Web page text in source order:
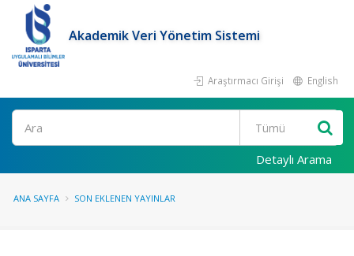
Akademik Veri Yönetim Sistemi
Araştırmacı Girişi English
Ara
Detaylı Arama
ANA SAYFA SON EKLENEN YAYINLAR